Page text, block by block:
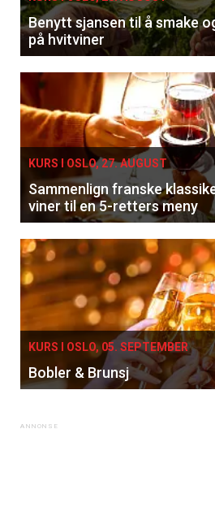
Benytt sjansen til å smake
på hvitviner
KURS I OSLO, 27. AUGUST
Sammenlign franske
viner til en 5-retters meny
KURS I OSLO, 05. SEPTEMBER
Bobler & Brunsj